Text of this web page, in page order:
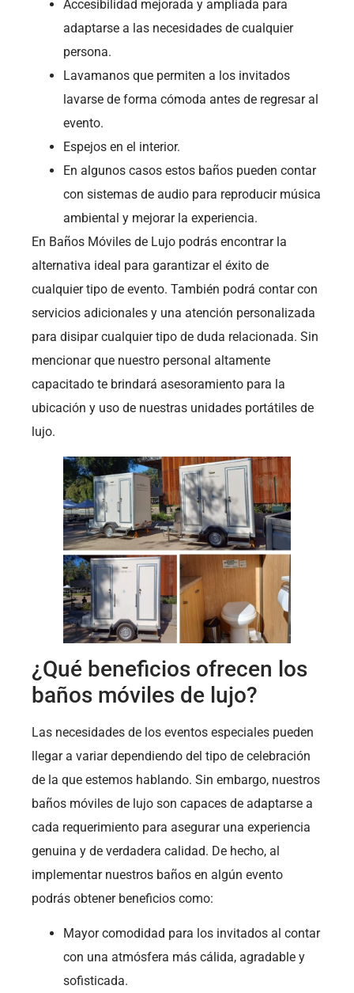
Accesibilidad mejorada y ampliada para
adaptarse a las necesidades de cualquier
persona.
Lavamanos que permiten a los invitados
lavarse de forma cómoda antes de regresar al
evento.
Espejos en el interior.
En algunos casos estos baños pueden contar
con sistemas de audio para reproducir música
ambiental y mejorar la experiencia.
En Baños Móviles de Lujo podrás encontrar la
alternativa ideal para garantizar el éxito de
cualquier tipo de evento. También podrá contar con
servicios adicionales y una atención personalizada
para disipar cualquier tipo de duda relacionada. Sin
mencionar que nuestro personal altamente
capacitado te brindará asesoramiento para la
ubicación y uso de nuestras unidades portátiles de
lujo.
¿Qué beneficios ofrecen los
baños móviles de lujo?
Las necesidades de los eventos especiales pueden
llegar a variar dependiendo del tipo de celebración
de la que estemos hablando. Sin embargo, nuestros
baños móviles de lujo son capaces de adaptarse a
cada requerimiento para asegurar una experiencia
genuina y de verdadera calidad. De hecho, al
implementar nuestros baños en algún evento
podrás obtener beneficios como:
Mayor comodidad para los invitados al contar
con una atmósfera más cálida, agradable y
sofisticada.